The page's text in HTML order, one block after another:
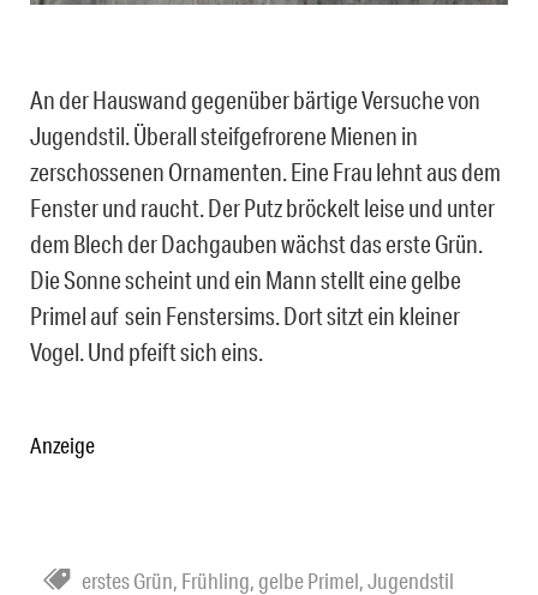
An der Hauswand gegenüber bärtige Versuche von
Jugendstil. Überall steifgefrorene Mienen in
zerschossenen Ornamenten. Eine Frau lehnt aus dem
Fenster und raucht. Der Putz bröckelt leise und unter
dem Blech der Dachgauben wächst das erste Grün.
Die Sonne scheint und ein Mann stellt eine gelbe
Primel auf sein Fenstersims. Dort sitzt ein kleiner
Vogel. Und pfeift sich eins.
Anzeige
erstes Grün, Frühling, gelbe Primel,Jugendstil